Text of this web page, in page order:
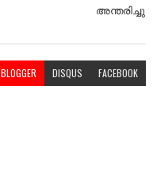
അന്തരിച്ചു
BLOGGER DISQUS FACEBOOK